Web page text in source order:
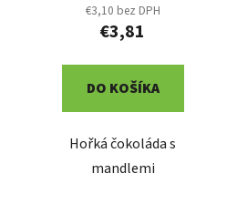
€3,10 bez DPH
€3,81
DO KOŠÍKA
Hořká čokoláda s
mandlemi